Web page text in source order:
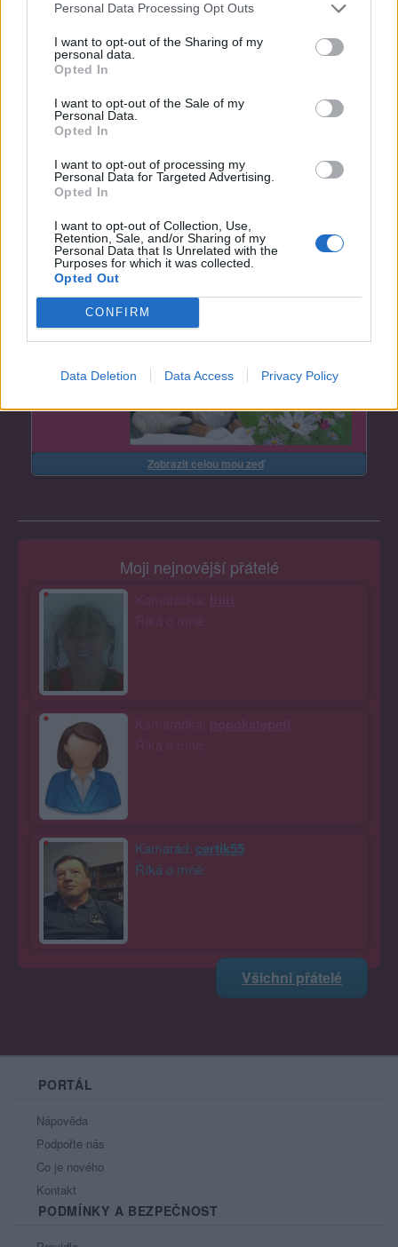
Personal Data Processing Opt Outs
I want to opt-out of the Sharing of my
personal data.
Opted In
I want to opt-out of the Sale of my
Personal Data.
Opted In
I want to opt-out of processing my
Personal Data for Targeted Advertising.
Opted In
I want to opt-out of Collection, Use,
Retention, Sale, and/or Sharing of my
Personal Data that Is Unrelated with the
Purposes for which it was collected.
Opted Out
CONFIRM
Data Deletion Data Access Privacy Policy
JiriHochmann
Zobrazit celou mou zeď
Moji nejnovější přátelé
Kamarád: certik55
Říká o mně:
Všichni přátelé
PORTÁL
Nápověda
Podpořte nás
Co je nového
Kontakt
PODMÍNKY A BEZPEČNOST